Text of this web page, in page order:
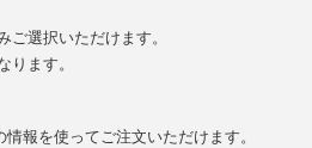
ご選択いただけます。
ります。
報を使ってご注文いただけます。